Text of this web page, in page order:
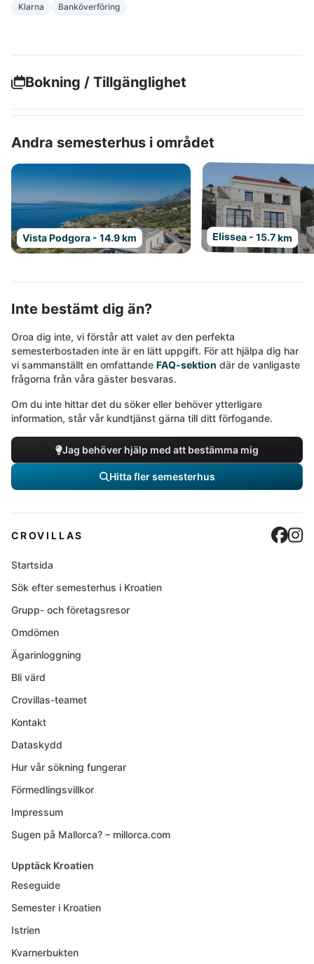
Klarna Banköverföring
Bokning / Tillgänglighet
Andra semesterhus i området
Vista Podgora - 14.9 km Elissea - 15.7 km
Inte bestämt dig än?
Oroa dig inte, vi förstår att valet av den perfekta
semesterbostaden inte är en lätt uppgift. För att hjälpa dig har
vi sammanställt en omfattande FAQ-sektion där de vanligaste
frågorna från våra gäster besvaras.
Om du inte hittar det du söker eller behöver ytterligare
information, står vår kundtjänst gärna till ditt förfogande.
Jag behöver hjälp med att bestämma mig
Hitta fler semesterhus
CROVILLAS
Startsida
Sök efter semesterhus i Kroatien
Grupp- och företagsresor
Omdömen
Ägarinloggning
Bli värd
Crovillas-teamet
Kontakt
Dataskydd
Hur vår sökning fungerar
Förmedlingsvillkor
Impressum
Sugen på Mallorca? – millorca.com
Upptäck Kroatien
Reseguide
Semester i Kroatien
Istrien
Kvarnerbukten